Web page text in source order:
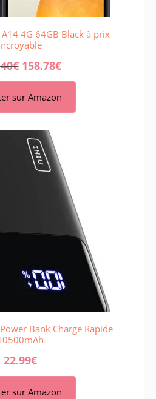
4G 64GB Black à prix
€ 158.78€
sur Amazon
Bank Charge Rapide
22.99€
sur Amazon